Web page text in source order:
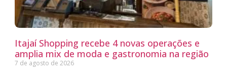
Itajaí Shopping recebe 4 novas operações e
amplia mix de moda e gastronomia na região
7 de agosto de 2026